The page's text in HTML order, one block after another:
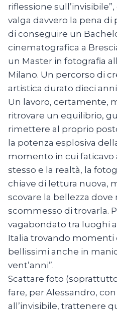
riflessione
valga davvero la pena di
di conseguire un
cinematografica a
un Master in fotografia
Milano. Un percorso di
artistica durato dieci
Un lavoro, certamente,
ritrovare un equilibrio,
rimettere al proprio
la potenza esplosiva
momento in cui
stesso e la realtà, la
chiave di lettura nuova,
scovare la bellezza
scommesso di trovarla.
vagabondato tra luoghi
Italia trovando momenti
bellissimi anche in
vent’anni”.
Scattare foto
fare, per Alessandro,
all’invisibile, trattenere